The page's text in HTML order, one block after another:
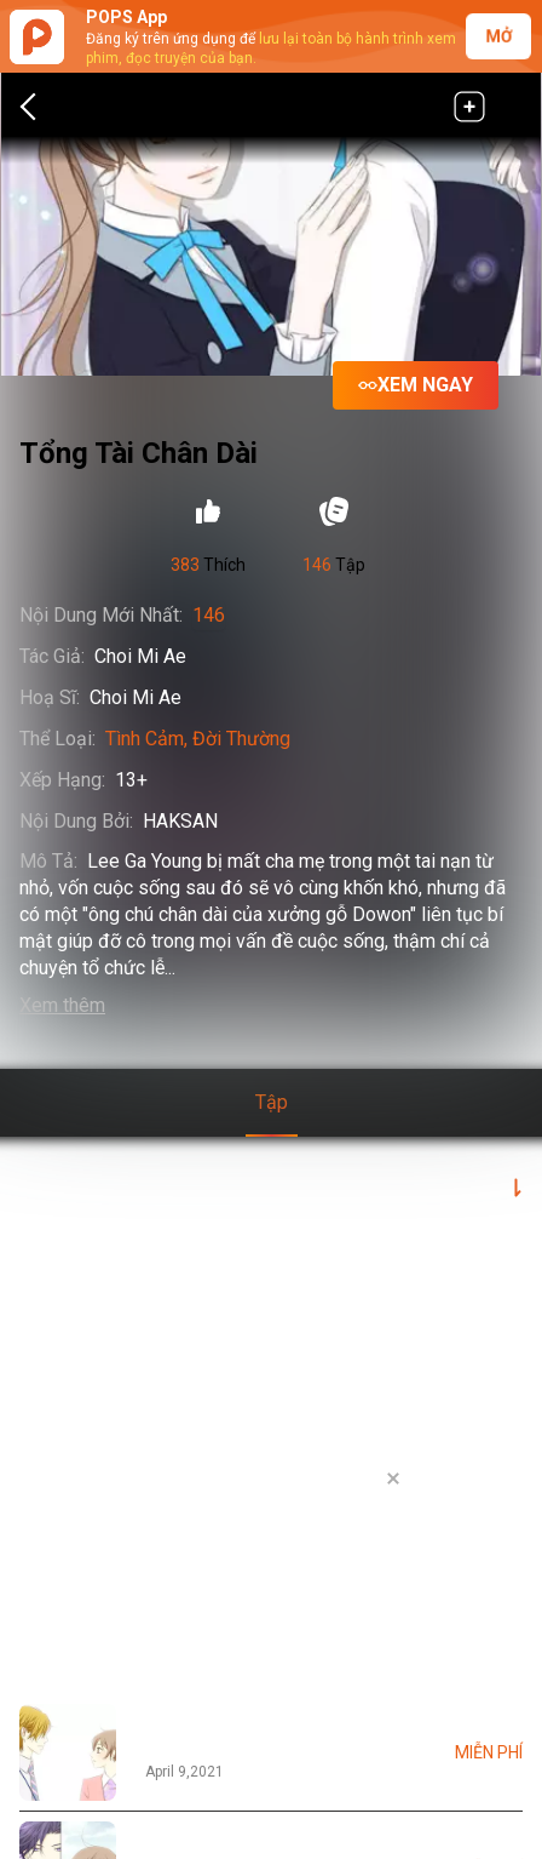
POPS App
Đăng ký trên ứng dụng để lưu lại toàn bộ hành trình xem
phim, đọc truyện của bạn.
MỞ
XEM NGAY
Tổng Tài Chân Dài
383 Thích 146 Tập
Nội Dung Mới Nhất: 146
Tác Giả: Choi Mi Ae
Hoạ Sĩ: Choi Mi Ae
Thể Loại: Tình Cảm Đời Thường
Xếp Hạng: 13+
Nội Dung Bởi: HAKSAN
Mô Tả: Lee Ga Young bị mất cha mẹ trong một tai nạn từ
nhỏ, vốn cuộc sống sau đó sẽ vô cùng khốn khó, nhưng đã
có một "ông chú chân dài của xưởng gỗ Dowon" liên tục bí
mật giúp đỡ cô trong mọi vấn đề cuộc sống, thậm chí cả
chuyện tổ chức lễ...
Xem thêm
tập
April 9,2021
MIỄN PHÍ